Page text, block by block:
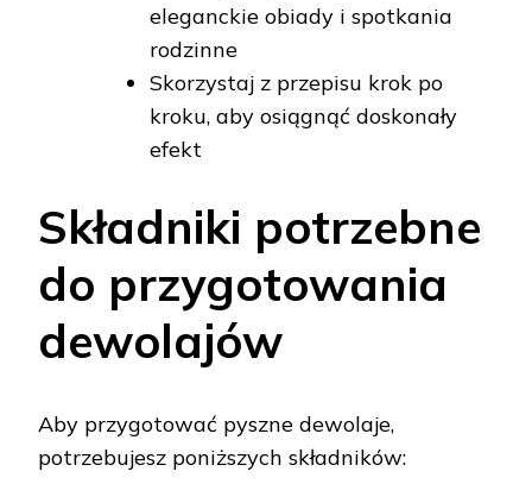
eleganckie obiady i spotkania
rodzinne
Skorzystaj z przepisu krok po
kroku, aby osiągnąć doskonały
efekt
Składniki potrzebne
do przygotowania
dewolajów
Aby przygotować pyszne dewolaje,
potrzebujesz poniższych składników: